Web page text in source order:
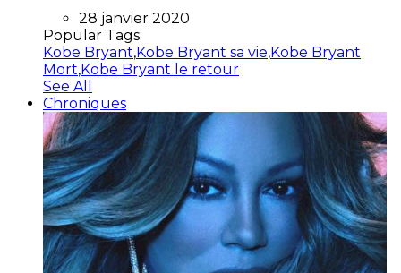
28 janvier 2020
Popular Tags:
Kobe Bryant,Kobe Bryant sa vie,Kobe Bryant
Mort,Kobe Bryant le retour
See All
Chroniques